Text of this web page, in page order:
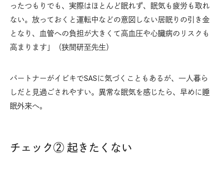
ったつもりでも、実際はほとんど眠れず、眠気も疲労も取れ
ない。放っておくと運転中などの意図しない居眠りの引き金
となり、血管への負担が大きくて高血圧や心臓病のリスクも
高まります」（狭間研至先生）
パートナーがイビキでSASに気づくこともあるが、一人暮ら
しだと見過ごされやすい。異常な眠気を感じたら、早めに睡
眠外来へ。
チェック② 起きたくない